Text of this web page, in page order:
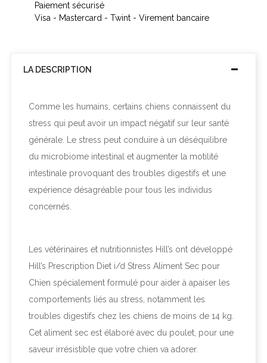
Paiement sécurisé
Visa - Mastercard - Twint - Virement bancaire
LA DESCRIPTION
Comme les humains, certains chiens connaissent du
stress qui peut avoir un impact négatif sur leur santé
générale. Le stress peut conduire à un déséquilibre
du microbiome intestinal et augmenter la motilité
intestinale provoquant des troubles digestifs et une
expérience désagréable pour tous les individus
concernés.
Les vétérinaires et nutritionnistes Hill’s ont développé
Hill’s Prescription Diet i/d Stress Aliment Sec pour
Chien spécialement formulé pour aider à apaiser les
comportements liés au stress, notamment les
troubles digestifs chez les chiens de moins de 14 kg.
Cet aliment sec est élaboré avec du poulet, pour une
saveur irrésistible que votre chien va adorer.